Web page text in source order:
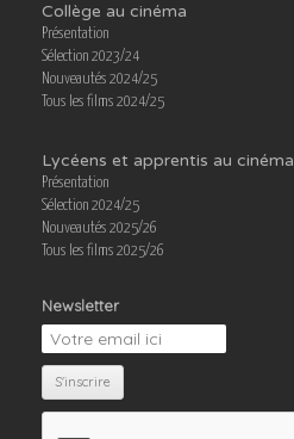
Collège au cinéma
Présentation
Sélection 2023/24
Nouveautés 2024/25
Tous les films 2024/25
Lycéens et apprentis au cinéma
Présentation
Sélection 2024/25
Nouveautés 2025/26
Tous les films 2025/26
Newsletter